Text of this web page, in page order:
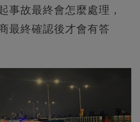
事故最終會怎麼處理，
最終確認後才會有答